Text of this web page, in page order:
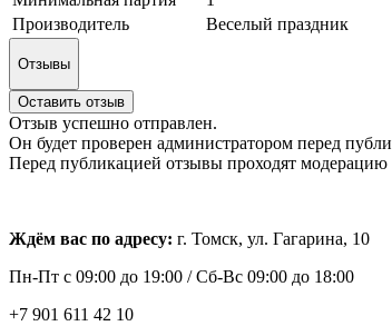
Производитель
Веселый праздник
Отзывы
Оставить отзыв
Отзыв успешно отправлен.
Он будет проверен администратором перед
Перед публикацией отзывы проходят модерацию
Ждём вас по адресу: г. Томск, ул. Гагарина, 10
Пн-Пт с 09:00 до 19:00 /Сб-Вс 09:00 до 18:00
+7 901 611 42 10